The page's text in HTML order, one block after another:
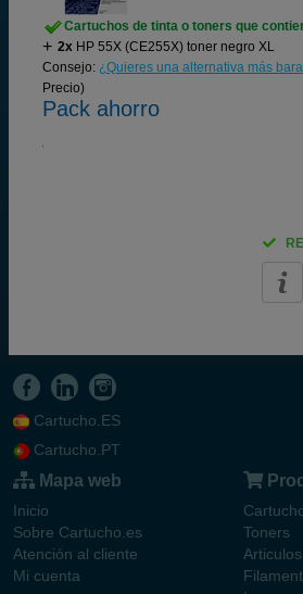
Cartuchos de tinta o toners que
2x HP 55X (CE255X) toner negro XL
Consejo: ¿Quieres una alternativa más
Precio)
Pack ahorro
Cartucho.ES
Cartucho.PT
Mapa web
Inicio
Sobre Cartucho.es
Atención al cliente
Mi cuenta
Toners